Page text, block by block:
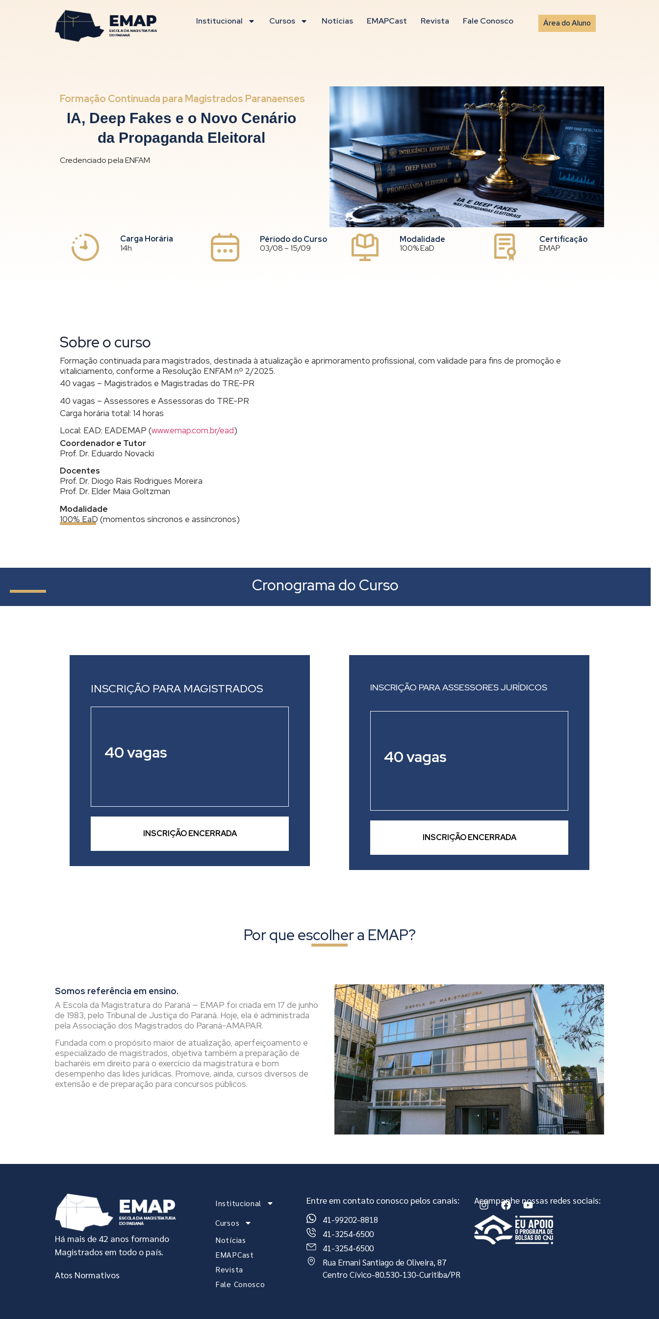
Institucional Cursos Notícias EMAPCast Revista Fale Conosco Área do Aluno
Formação Continuada para Magistrados Paranaenses
IA, Deep Fakes e o Novo Cenário
da Propaganda Eleitoral
Credenciado pela ENFAM
Carga Horária
14h
Périodo do Curso
03/08 – 15/09
Modalidade
100% EaD
Certificação
EMAP
Sobre o curso
Formação continuada para magistrados, destinada à atualização e aprimoramento profissional, com validade para fins de promoção e
vitaliciamento, conforme a Resolução ENFAM nº 2/2025.
40 vagas – Magistrados e Magistradas do TRE-PR
40 vagas – Assessores e Assessoras do TRE-PR
Carga horária total: 14 horas
Local: EAD: EADEMAP (www.emap.com.br/ead)
Coordenador e Tutor
Prof. Dr. Eduardo Novacki
Docentes
Prof. Dr. Diogo Rais Rodrigues Moreira
Prof. Dr. Elder Maia Goltzman
Modalidade
100% EaD (momentos síncronos e assíncronos)
Cronograma do Curso
INSCRIÇÃO PARA MAGISTRADOS
40 vagas
INSCRIÇÃO ENCERRADA
INSCRIÇÃO PARA ASSESSORES JURÍDICOS
40 vagas
INSCRIÇÃO ENCERRADA
Por que escolher a EMAP?
Somos referência em ensino.
A Escola da Magistratura do Paraná — EMAP foi criada em 17 de junho
de 1983, pelo Tribunal de Justiça do Paraná. Hoje, ela é administrada
pela Associação dos Magistrados do Paraná-AMAPAR.
Fundada com o propósito maior de atualização, aperfeiçoamento e
especializado de magistrados, objetiva também a preparação de
bacharéis em direito para o exercício da magistratura e bom
desempenho das lides jurídicas. Promove, ainda, cursos diversos de
extensão e de preparação para concursos públicos.
Há mais de 42 anos formando
Magistrados em todo o país.
Atos Normativos
Institucional
Cursos
Notícias
EMAPCast
Revista
Fale Conosco
Entre em contato conosco pelos canais:
41-99202-8818
41-3254-6500
41-3254-6500
Rua Ernani Santiago de Oliveira, 87
Centro Cívico-80.530-130-Curitiba/PR
Acompanhe nossas redes sociais: